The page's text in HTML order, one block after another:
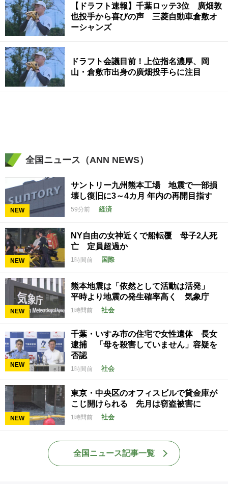
【ドラフト速報】千葉ロッテ3位 廣畑敦
也投手から喜びの声 三菱自動車倉敷オ
ーシャンズ
ドラフト会議目前！上位指名濃厚、岡
山・倉敷市出身の廣畑投手らに注目
全国ニュース（ANN NEWS）
NEW
サントリー九州熊本工場 地震で一部損
壊し復旧に3～4カ月 年内の再開目指す
59分前 経済
NEW
NY自由の女神近くで船転覆 母子2人死
亡 定員超過か
1時間前 国際
NEW
熊本地震は「依然として活動は活発」
平時より地震の発生確率高く 気象庁
1時間前 社会
NEW
千葉・いすみ市の住宅で女性遺体 長女
逮捕 「母を殺害していません」容疑を
否認
1時間前 社会
NEW
東京・中央区のオフィスビルで貸金庫が
こじ開けられる 先月は窃盗被害に
1時間前 社会
全国ニュース記事一覧